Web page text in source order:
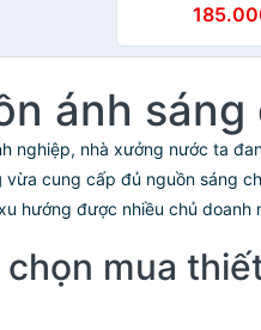
ánh
nghiệp, nhà xưởng nước ta
vừa cung cấp đủ nguồn sáng
hướng được nhiều chủ doanh
mua